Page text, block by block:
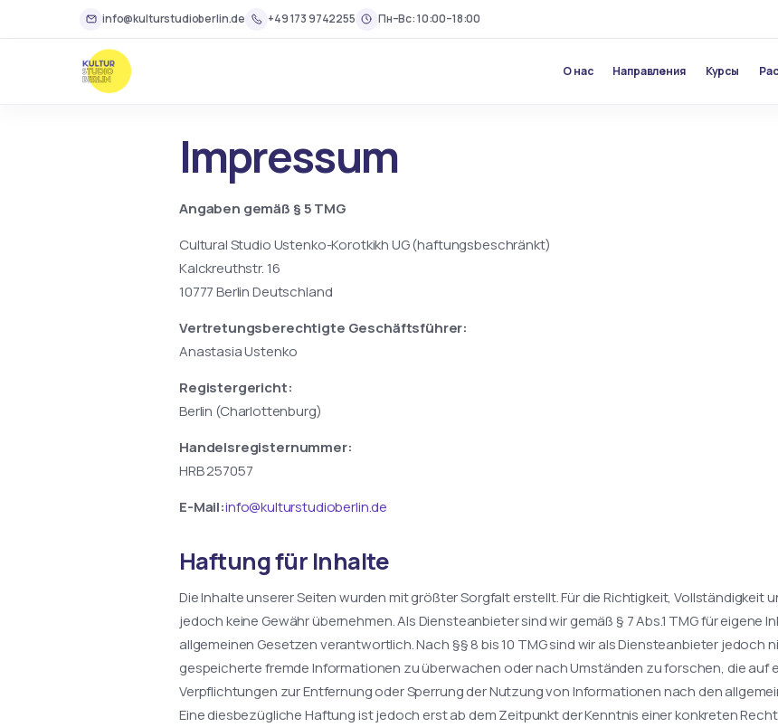
info@kulturstudioberlin.de +49 173 9742255 Пн–Вс: 10:00–18:00
О нас Направления Курсы
Impressum
Angaben gemäß § 5 TMG
Cultural Studio Ustenko-Korotkikh UG (haftungsbeschränkt)
Kalckreuthstr. 16
10777 Berlin Deutschland
Vertretungsberechtigte Geschäftsführer:
Anastasia Ustenko
Registergericht:
Berlin (Charlottenburg)
Handelsregisternummer:
HRB 257057
E-Mail:info@kulturstudioberlin.de
Haftung für Inhalte
Die Inhalte unserer Seiten wurden mit größter Sorgfalt erstellt. Für die Richtigkeit, Vollständigkeit
jedoch keine Gewähr übernehmen. Als Diensteanbieter sind wir gemäß § 7 Abs.1 TMG für eigene
allgemeinen Gesetzen verantwortlich. Nach §§ 8 bis 10 TMG sind wir als Diensteanbieter
gespeicherte fremde Informationen zu überwachen oder nach Umständen zu forschen, die auf
Verpflichtungen zur Entfernung oder Sperrung der Nutzung von Informationen nach den
Eine diesbezügliche Haftung ist jedoch erst ab dem Zeitpunkt der Kenntnis einer konkreten